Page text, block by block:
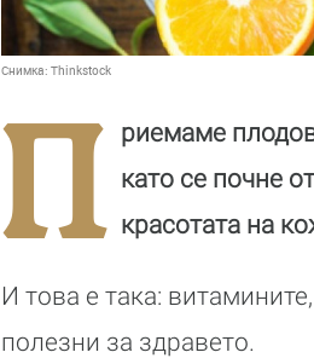
Снимка: Thinkstock
П
риемаме
като се почне
красотата на
И това е така:
полезни за здравето.